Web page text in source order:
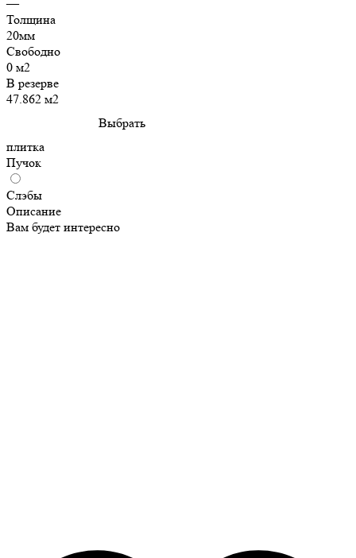
—
Толщина
20мм
Свободно
0 м2
В резерве
47.862 м2
Выбрать
плитка
Пучок
Слэбы
Описание
Вам будет интересно